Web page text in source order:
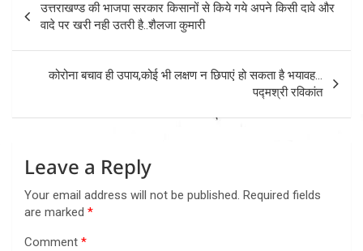
navigation
उत्तराखण्ड की भाजपा सरकार किसानों से किये गये अपने किसी दावे और
वादे पर खरी नही उतरी है..शैलजा कुमारी
कोरोना बचाव ही उपाय,कोई भी लक्षण न छिपाएं हो सकता है भयावह…
पद्मश्री रविकांत
Leave a Reply
Your email address will not be published. Required fields
are marked *
Comment *